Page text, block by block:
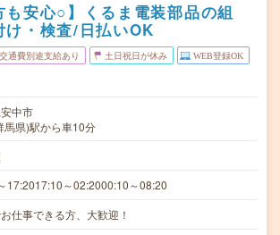
も安心○】くるま電装部品の組
け・検査/日払いOK
交通費別途支給あり 土日祝日が休み WEB登録OK
中市
馬県)駅から車10分
17:2017:10～02:2000:10～08:20
仕事できる方、大歓迎！